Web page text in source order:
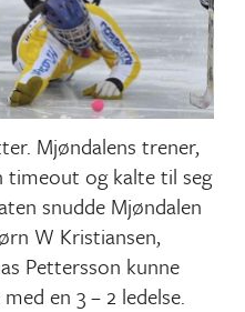
Mjøndalens trener,
timeout og kalte til seg
snudde Mjøndalen
W Kristiansen,
Pettersson kunne
en 3 – 2 ledelse.